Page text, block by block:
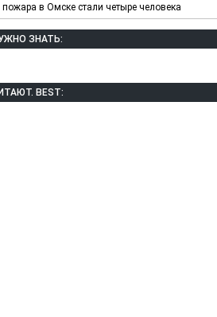
в Омске стали четыре человека
ЗНАТЬ:
BEST:
романа «1овда»)